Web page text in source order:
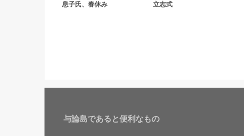
息子氏、春休み
立志式
与論島であると便利なもの